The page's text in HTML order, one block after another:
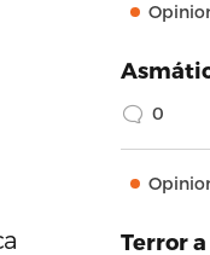
0
Terror a